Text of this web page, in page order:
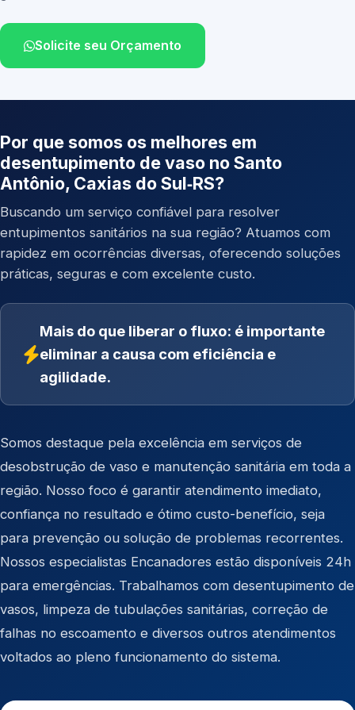
Solicite seu Orçamento
Por que somos os melhores em
desentupimento de vaso no Santo
Antônio, Caxias do Sul‑RS?
Buscando um serviço confiável para resolver
entupimentos sanitários na sua região? Atuamos com
rapidez em ocorrências diversas, oferecendo soluções
práticas, seguras e com excelente custo.
Mais do que liberar o fluxo: é importante
eliminar a causa com eficiência e
agilidade.
Somos destaque pela excelência em serviços de
desobstrução de vaso e manutenção sanitária em toda a
região. Nosso foco é garantir atendimento imediato,
confiança no resultado e ótimo custo-benefício, seja
para prevenção ou solução de problemas recorrentes.
Nossos especialistas Encanadores estão disponíveis 24h
para emergências. Trabalhamos com desentupimento de
vasos, limpeza de tubulações sanitárias, correção de
falhas no escoamento e diversos outros atendimentos
voltados ao pleno funcionamento do sistema.